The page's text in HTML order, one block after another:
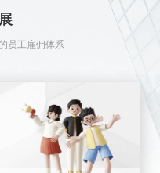
员工雇佣体系